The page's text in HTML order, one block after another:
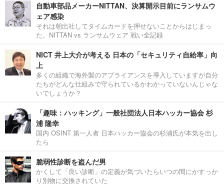
自動車部品メーカーNITTAN、決算開示目前にランサムウ
ェア感染
それは朝出社してタイムカードを押せないことからはじまっ
た。NITTAN vs ランサムウェア 戦い全記録
NICT 井上大介が考える 日本の「セキュリティ自給率」向
上
多くの組織で海外製のアプライアンスを導入していますが自分
たちがどんな仕組みで守られているかわかっていないんじゃな
いでしょうか？
「趣味：ハッキング」一般社団法人日本ハッカー協会 杉
浦 隆幸
国内 OSINT 第一人者 日本ハッカー協会の杉浦氏が本気を出し
たら
脆弱性診断を盗んだ男
かくして「良い診断」の定義が気づいたらいつの間にかすっか
り別物に交換されていた